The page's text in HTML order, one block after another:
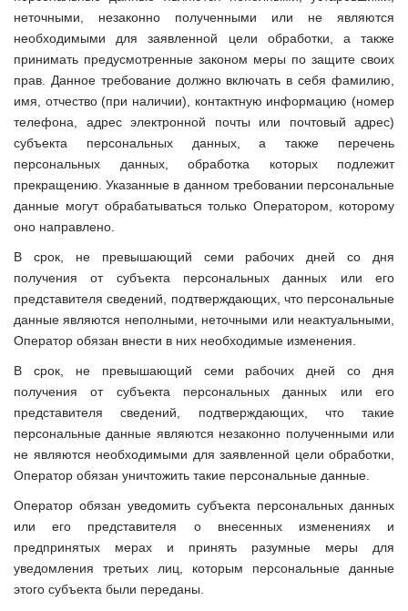
неточными, незаконно полученными или не являются
необходимыми для заявленной цели обработки, а также
принимать предусмотренные законом меры по защите своих
прав. Данное требование должно включать в себя фамилию,
имя, отчество (при наличии), контактную информацию (номер
телефона, адрес электронной почты или почтовый адрес)
субъекта персональных данных, а также перечень
персональных данных, обработка которых подлежит
прекращению. Указанные в данном требовании персональные
данные могут обрабатываться только Оператором, которому
оно направлено.
В срок, не превышающий семи рабочих дней со дня
получения от субъекта персональных данных или его
представителя сведений, подтверждающих, что персональные
данные являются неполными, неточными или неактуальными,
Оператор обязан внести в них необходимые изменения.
В срок, не превышающий семи рабочих дней со дня
получения от субъекта персональных данных или его
представителя сведений, подтверждающих, что такие
персональные данные являются незаконно полученными или
не являются необходимыми для заявленной цели обработки,
Оператор обязан уничтожить такие персональные данные.
Оператор обязан уведомить субъекта персональных данных
или его представителя о внесенных изменениях и
предпринятых мерах и принять разумные меры для
уведомления третьих лиц, которым персональные данные
этого субъекта были переданы.